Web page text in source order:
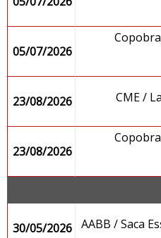
05/07/2026
23/08/2026 CME /
23/08/2026
30/05/2026 AABB / Saca